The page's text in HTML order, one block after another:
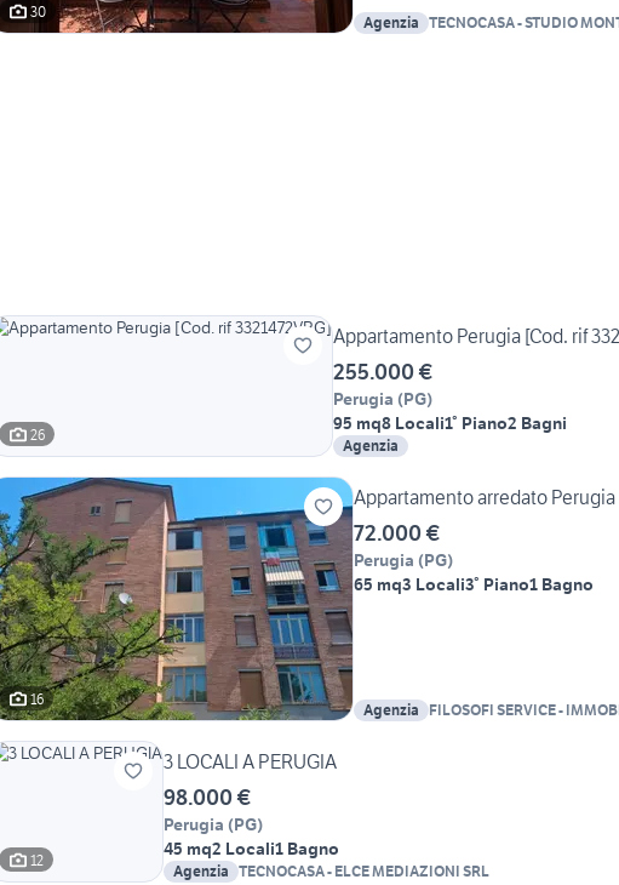
30
Agenzia TECNOCASA - STUDIO
26
Appartamento Perugia [Cod. rif
255.000 €
Perugia (PG)
95 mq8 Locali1° Piano2 Bagni
Agenzia
16
Appartamento arredato Perugia
72.000 €
Perugia (PG)
65 mq3 Locali3° Piano1 Bagno
Agenzia
FILOSOFI SERVICE -
12
3 LOCALI A PERUGIA
98.000 €
Perugia (PG)
45 mq2 Locali1 Bagno
Agenzia TECNOCASA - ELCE MEDIAZIONI SRL